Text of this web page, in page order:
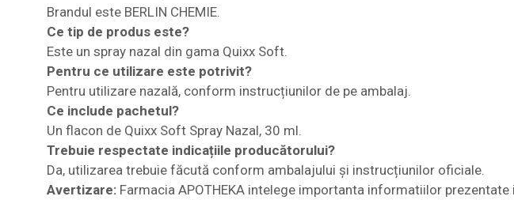
Brandul este BERLIN CHEMIE.
Ce tip de produs este?
Este un spray nazal din gama Quixx Soft.
Pentru ce utilizare este potrivit?
Pentru utilizare nazală, conform instrucțiunilor de pe ambalaj.
Ce include pachetul?
Un flacon de Quixx Soft Spray Nazal, 30 ml.
Trebuie respectate indicațiile producătorului?
Da, utilizarea trebuie făcută conform ambalajului și instrucțiunilor oficiale.
Avertizare: Farmacia APOTHEKA intelege importanta informatiilor